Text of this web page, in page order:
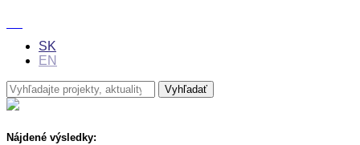
SK
EN
Nájdené výsledky: